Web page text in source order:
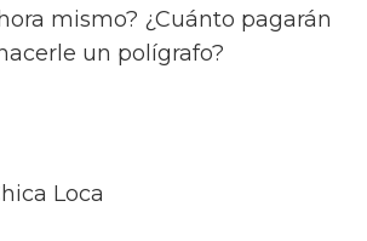
mismo? ¿Cuánto pagarán
un polígrafo?
Loca